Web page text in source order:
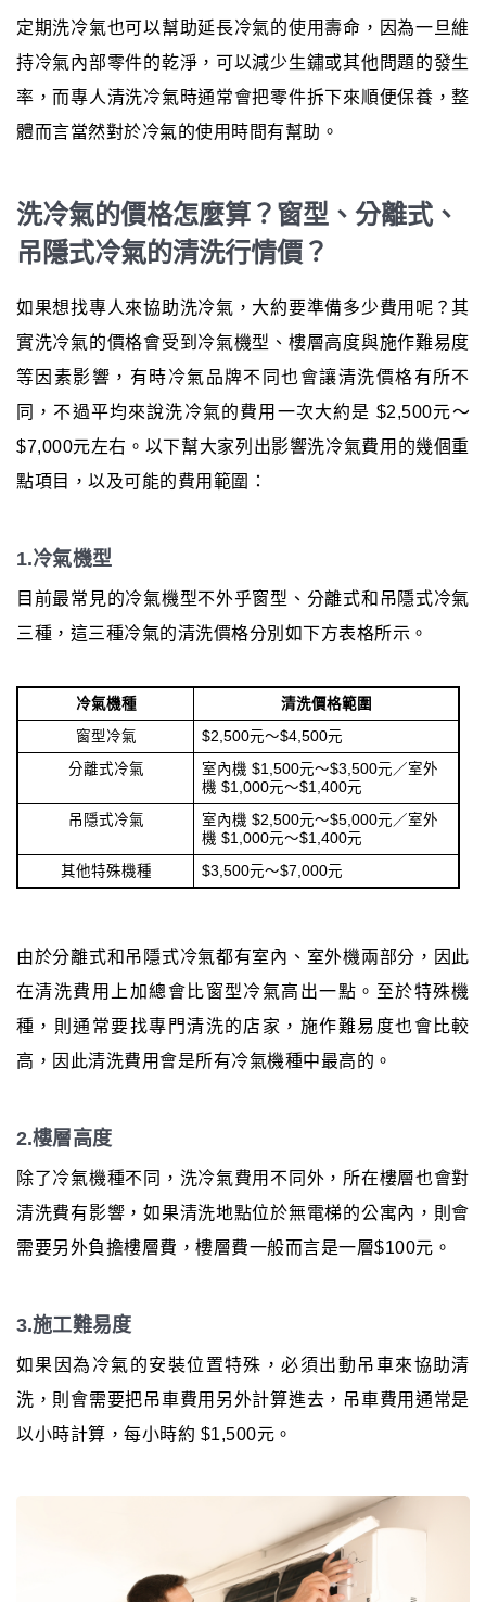
定期洗冷氣也可以幫助延長冷氣的使用壽命，因為一旦維
持冷氣內部零件的乾淨，可以減少生鏽或其他問題的發生
率，而專人清洗冷氣時通常會把零件拆下來順便保養，整
體而言當然對於冷氣的使用時間有幫助。
洗冷氣的價格怎麼算？窗型、分離式、
吊隱式冷氣的清洗行情價？
如果想找專人來協助洗冷氣，大約要準備多少費用呢？其
實洗冷氣的價格會受到冷氣機型、樓層高度與施作難易度
等因素影響，有時冷氣品牌不同也會讓清洗價格有所不
同，不過平均來說洗冷氣的費用一次大約是 $2,500元～
$7,000元左右。以下幫大家列出影響洗冷氣費用的幾個重
點項目，以及可能的費用範圍：
1.冷氣機型
目前最常見的冷氣機型不外乎窗型、分離式和吊隱式冷氣
三種，這三種冷氣的清洗價格分別如下方表格所示。
冷氣機種
清洗價格範圍
窗型冷氣
$2,500元～$4,500元
分離式冷氣
室內機 $1,500元～$3,500元／室外
機 $1,000元～$1,400元
吊隱式冷氣
室內機 $2,500元～$5,000元／室外
機 $1,000元～$1,400元
其他特殊機種
$3,500元～$7,000元
由於分離式和吊隱式冷氣都有室內、室外機兩部分，因此
在清洗費用上加總會比窗型冷氣高出一點。至於特殊機
種，則通常要找專門清洗的店家，施作難易度也會比較
高，因此清洗費用會是所有冷氣機種中最高的。
2.樓層高度
除了冷氣機種不同，洗冷氣費用不同外，所在樓層也會對
清洗費有影響，如果清洗地點位於無電梯的公寓內，則會
需要另外負擔樓層費，樓層費一般而言是一層$100元。
3.施工難易度
如果因為冷氣的安裝位置特殊，必須出動吊車來協助清
洗，則會需要把吊車費用另外計算進去，吊車費用通常是
以小時計算，每小時約 $1,500元。